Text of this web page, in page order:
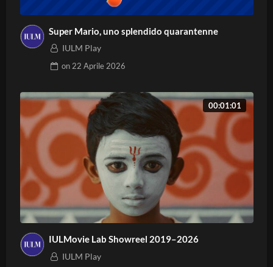
Super Mario, uno splendido quarantenne
IULM Play
on22 Aprile 2026
00:01:01
IULMovie Lab Showreel 2019–2026
IULM Play